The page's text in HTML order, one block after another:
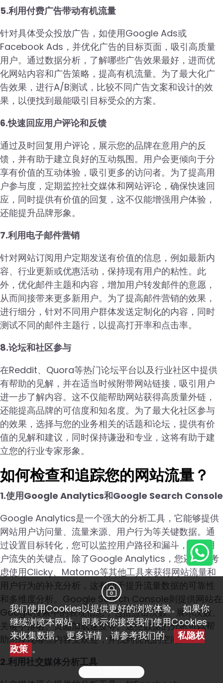
5.利用付费广告带动有机流量
针对具体受众投放广告，如使用Google Ads或
Facebook Ads，并优化广告的目标页面，吸引高质量
用户。通过数据分析，了解哪些广告效果最好，进而优
化网站内容和广告策略，提高有机流量。为了最大化广
告效果，进行A/B测试，比较不同广告文案和设计的效
果，以便找到最能吸引目标受众的方案。
6.快速回应用户评论和反馈
通过及时回复用户评论，展示您的品牌在意用户的反
馈，并有助于建立良好的互动氛围。用户会更倾向于分
享有价值的互动体验，吸引更多的访问者。为了提高用
户参与度，定期监控社交媒体和网站评论，确保快速回
应，同时提供有价值的回复，这不仅能增强用户体验，
还能提升品牌形象。
7.利用电子邮件营销
针对网站订阅用户定期发送有价值的信息，例如最新内
容、行业更新或优惠活动，保持现有用户的粘性。此
外，优化邮件主题和内容，增加用户转发邮件的意愿，
从而间接带来更多新用户。为了提高邮件营销的效果，
进行细分，针对不同用户群体发送定制化的内容，同时
测试不同的邮件主题行，以提高打开率和点击率。
8.论坛和社区参与
在Reddit、Quora等热门论坛平台以及行业社区中提供
有帮助的见解，并在适当时候附带网站链接，吸引用户
进一步了解内容。这不仅能帮助网站获得高质量外链，
还能提高品牌的可信度和知名度。为了最大化社区参与
的效果，选择与您的业务相关的话题和论坛，提供有价
值的见解和建议，同时保持谦逊和专业，这将有助于建
立您的行业专家形象。
如何检查和追踪您的网站流量？
1.使用Google Analytics和Google Search Console
Google Analytics是一个强大的分析工具，它能够提供
网站用户访问量、流量来源、用户行为等关键数据。通
过设置目标转化，您可以监控用户路径和漏斗，识别用
户流失的关键点。除了Google Analytics，您还可以考
虑使用Clicky、Matomo等其他工具来获得网站流量和
用户行为的补充分析，这有助于提升流量数据的可靠性
和多维度分析。Google Search Console则提供网站在
Google搜索中的表现信息，包括点击次数、展示次数、
关键字排名、页面加载速度等。这些数据的分析可以帮
助您发现哪些内容受欢迎，并找到优化的空间。
2.利用社交媒体分析工具
我们使用Cookies以提供更好的浏览体验。 如果你
继续浏览本网站，即表示你接受我们使用Cookies
来收集数据。 更多详情，请参考我们的 私隐权
政策 。